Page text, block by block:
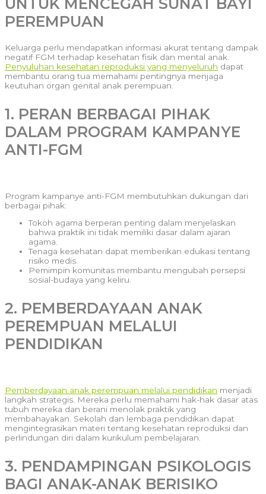
UNTUK MENCEGAH SUNAT BAYI
PEREMPUAN
Keluarga perlu mendapatkan informasi akurat tentang dampak
negatif FGM terhadap kesehatan fisik dan mental anak.
Penyuluhan kesehatan reproduksi yang menyeluruh dapat
membantu orang tua memahami pentingnya menjaga
keutuhan organ genital anak perempuan.
1. PERAN BERBAGAI PIHAK
DALAM PROGRAM KAMPANYE
ANTI-FGM
Program kampanye anti-FGM membutuhkan dukungan dari
berbagai pihak:
Tokoh agama berperan penting dalam menjelaskan
bahwa praktik ini tidak memiliki dasar dalam ajaran
agama.
Tenaga kesehatan dapat memberikan edukasi tentang
risiko medis.
Pemimpin komunitas membantu mengubah persepsi
sosial-budaya yang keliru.
2. PEMBERDAYAAN ANAK
PEREMPUAN MELALUI
PENDIDIKAN
Pemberdayaan anak perempuan melalui pendidikan menjadi
langkah strategis. Mereka perlu memahami hak-hak dasar atas
tubuh mereka dan berani menolak praktik yang
membahayakan. Sekolah dan lembaga pendidikan dapat
mengintegrasikan materi tentang kesehatan reproduksi dan
perlindungan diri dalam kurikulum pembelajaran.
3. PENDAMPINGAN PSIKOLOGIS
BAGI ANAK-ANAK BERISIKO